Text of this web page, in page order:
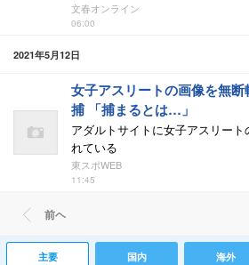
文春オンライン
06:00
2021年5月12日
女子アスリートの画像を無
捕 「捕まるとは…」
アダルトサイトに女子アスリー
れている
東スポWEB
11:45
前ヘ
主要 国内 海外